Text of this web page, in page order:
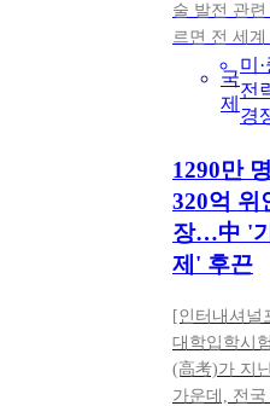
술 발전 관
르면 전 세계
국
제
미
전
경
1290만
320억 위
장…中 '
제' 후끈
[인터내셔널
대학입학시
(高考)가 지
가운데, 전국